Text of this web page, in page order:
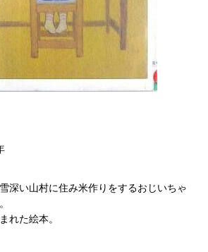
深い山村に住み米作りをするおじいちゃ
れた絵本。